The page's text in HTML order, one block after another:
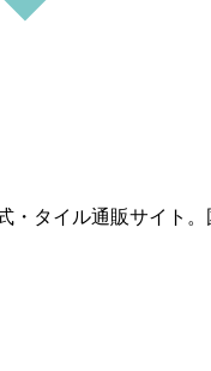
・タイル通販サイト